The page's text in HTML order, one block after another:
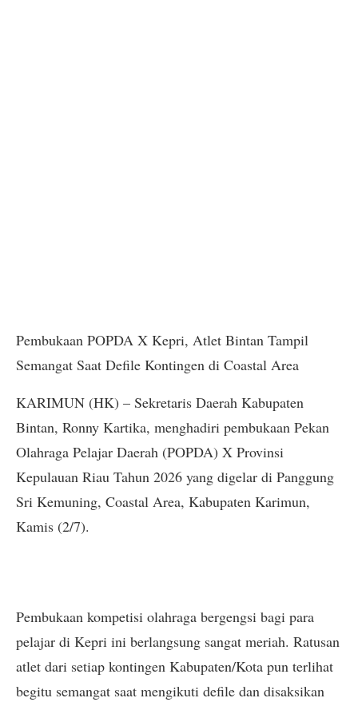
Pembukaan POPDA X Kepri, Atlet Bintan Tampil
Semangat Saat Defile Kontingen di Coastal Area
KARIMUN (HK) – Sekretaris Daerah Kabupaten
Bintan, Ronny Kartika, menghadiri pembukaan Pekan
Olahraga Pelajar Daerah (POPDA) X Provinsi
Kepulauan Riau Tahun 2026 yang digelar di Panggung
Sri Kemuning, Coastal Area, Kabupaten Karimun,
Kamis (2/7).
Pembukaan kompetisi olahraga bergengsi bagi para
pelajar di Kepri ini berlangsung sangat meriah. Ratusan
atlet dari setiap kontingen Kabupaten/Kota pun terlihat
begitu semangat saat mengikuti defile dan disaksikan